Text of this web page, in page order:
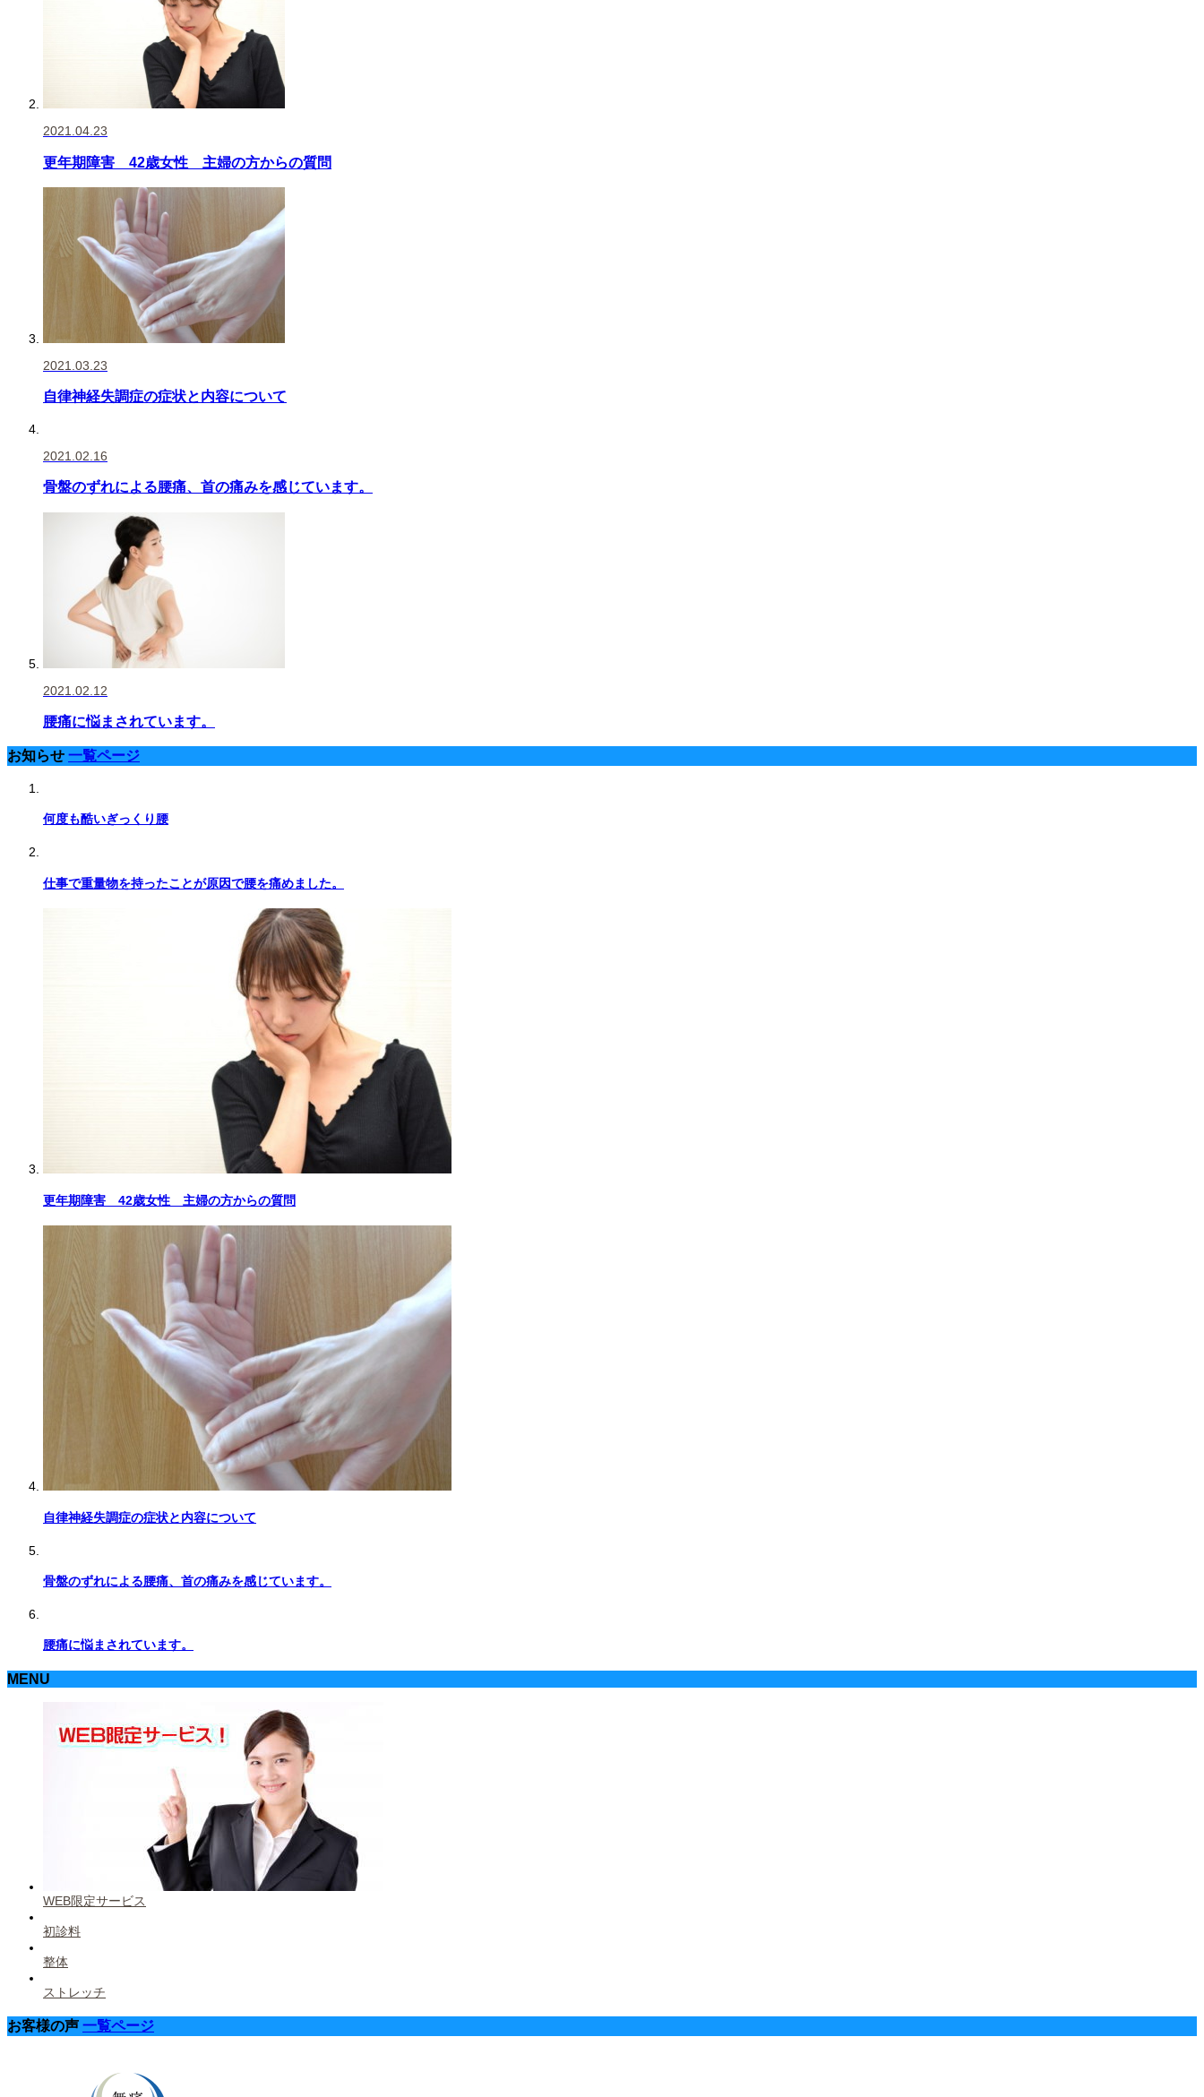
2021.04.23
更年期障害 42歳女性 主婦の方からの質問
2021.03.23
自律神経失調症の症状と内容について
2021.02.16
骨盤のずれによる腰痛、首の痛みを感じています。
2021.02.12
腰痛に悩まされています。
お知らせ 一覧ページ
何度も酷いぎっくり腰
仕事で重量物を持ったことが原因で腰を痛めました。
更年期障害 42歳女性 主婦の方からの質問
自律神経失調症の症状と内容について
骨盤のずれによる腰痛、首の痛みを感じています。
腰痛に悩まされています。
MENU
WEB限定サービス
初診料
整体
ストレッチ
お客様の声 一覧ページ